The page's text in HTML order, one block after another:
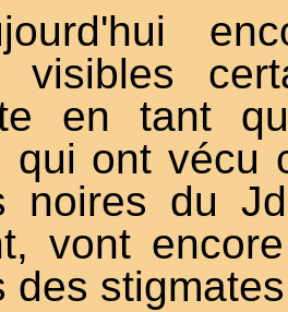
visibles
en tant
qui ont vécu
noires du
vont
des